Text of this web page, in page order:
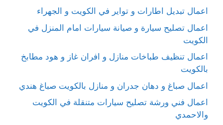
اعمال تبديل اطارات و تواير في الكويت و الجهراء
اعمال تصليح سيارة و صيانة سيارات امام المنزل في
الكويت
اعمال تنظيف طباخات منازل و افران غاز و هود مطابخ
بالكويت
اعمال صباغ و دهان جدران و منازل بالكويت صباغ هندي
اعمال فني ورشة تصليح سيارات متنقلة في الكويت
والاحمدي